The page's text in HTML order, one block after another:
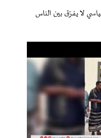
لا يفرّق بين الناس